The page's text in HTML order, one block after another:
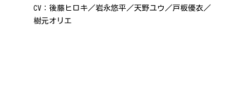
CV：後藤ヒロキ／岩永悠平／天野ユウ／戸板優衣／
樹元オリエ